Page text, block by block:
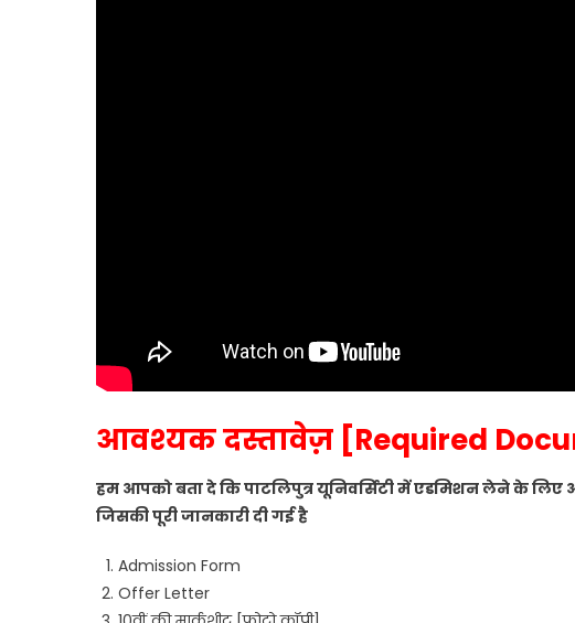
आवश्यक दस्तावेज़ [Required
हम आपको बता दे कि पाटलिपुत्र यूनिवर्सिटी में एडमिशन लेने के
जिसकी पूरी जानकारी दी गई है
Admission Form
Offer Letter